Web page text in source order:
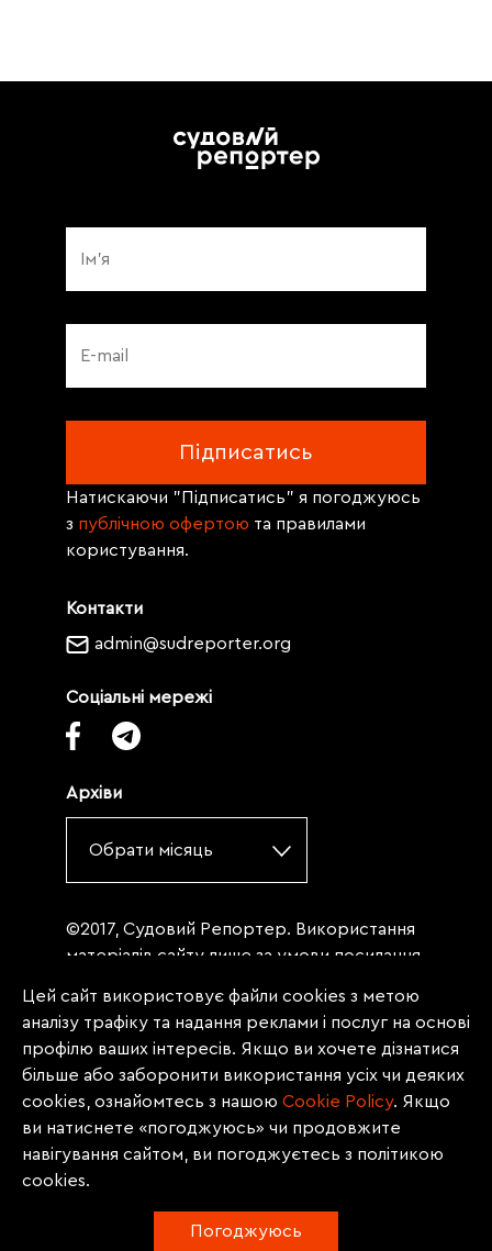
Контакти
admin@sudreporter.org
Соціальні мережі
Архіви
Обрати місяць
Натискаючи "Підписатись" я погоджуюсь
з публічною офертою та правилами
користування.
©2017, Судовий Репортер. Використання
матеріалів сайту лише за умови посилання
«Судовий репортер» не нижче третього
абзацу. Матеріали, щодо яких міститься
заборона на повну републікацію
(передрук, копіювання, відтворення або
інше використання), заборонено
передруковувати без згоди редакції.
Матеріали з позначкою PROMOTED, ЗА
Цей сайт використовує файли cookies з метою
аналізу трафіку та надання реклами і послуг на основі
профілю ваших інтересів. Якщо ви хочете дізнатися
більше або заборонити використання усіх чи деяких
cookies, ознайомтесь з нашою Сookie Policy. Якщо
ви натиснете «погоджуюсь» чи продовжите
навігування сайтом, ви погоджуєтесь з політикою
cookies.
Погоджуюсь